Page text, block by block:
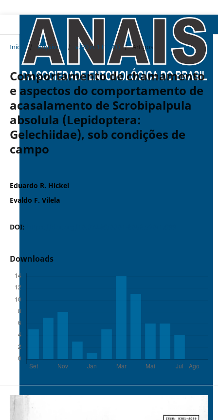
Início / Arquivos / v. 20 n. 1 (1991) / Artigos
Comportamento de chamamento
e aspectos do comportamento de
acasalamento de Scrobipalpula
absolula (Lepidoptera:
Gelechiidae), sob condições de
campo
Eduardo R. Hickel
Evaldo F. Vilela
DOI:
Downloads